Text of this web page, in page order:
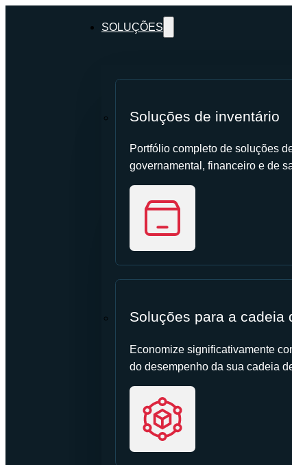
SOLUÇÕES
Soluções de inventário
Portfólio completo de soluções
governamental, financeiro e de
Soluções para a cadeia
Economize significativamente
do desempenho da sua cadeia